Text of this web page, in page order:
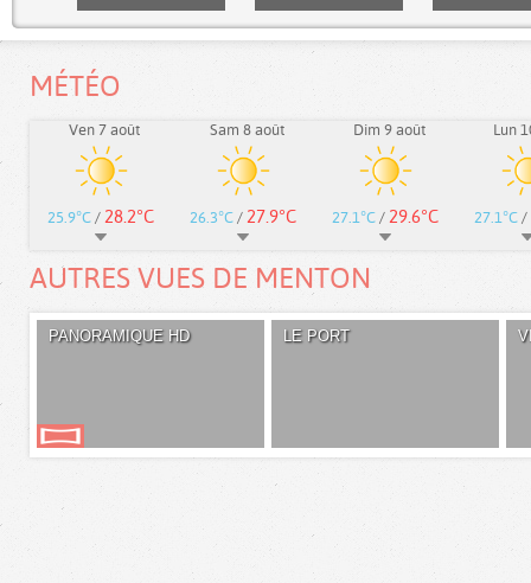
MÉTÉO
Ven 7 août
25.9°C / 28.2°C
Sam 8 août
26.3°C / 27.9°C
Dim 9 août
27.1°C / 29.6°C
Lun
27.1°C /
AUTRES VUES DE MENTON
PANORAMIQUE HD LE PORT